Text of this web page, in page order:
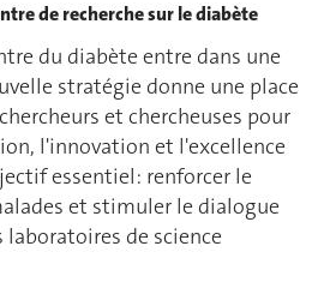
de recherche sur le diabète
du diabète entre dans une
stratégie donne une place
et chercheuses pour
l'innovation et l'excellence
essentiel: renforcer le
et stimuler le dialogue
de science